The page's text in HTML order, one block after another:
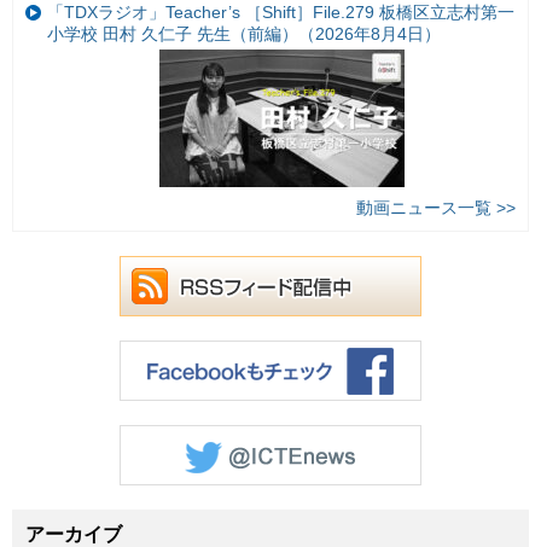
「TDXラジオ」Teacher’s ［Shift］File.279 板橋区立志村第一
小学校 田村 久仁子 先生（前編）（2026年8月4日）
動画ニュース一覧 >>
アーカイブ